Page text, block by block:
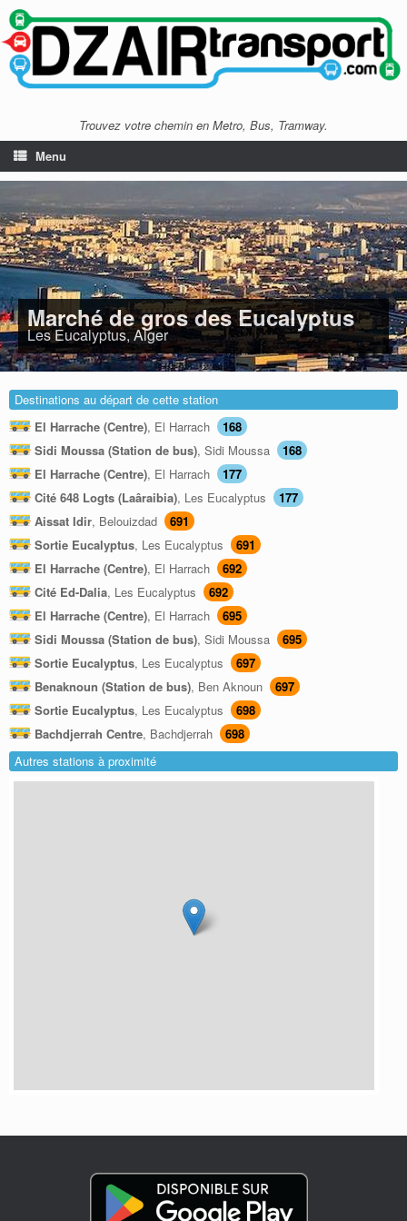
Trouvez votre chemin en Metro, Bus, Tramway.
Menu
Marché de gros des Eucalyptus
Les Eucalyptus, Alger
Destinations au départ de cette station
El Harrache (Centre), El Harrach
168
Sidi Moussa (Station de bus), Sidi Moussa
168
El Harrache (Centre), El Harrach
177
Cité 648 Logts (Laâraibia), Les Eucalyptus
177
Aissat Idir, Belouizdad
691
Sortie Eucalyptus, Les Eucalyptus
691
El Harrache (Centre), El Harrach
692
Cité Ed-Dalia, Les Eucalyptus
692
El Harrache (Centre), El Harrach
695
Sidi Moussa (Station de bus), Sidi Moussa
695
Sortie Eucalyptus, Les Eucalyptus
697
Benaknoun (Station de bus), Ben Aknoun
697
Sortie Eucalyptus, Les Eucalyptus
698
Bachdjerrah Centre, Bachdjerrah
698
Autres stations à proximité